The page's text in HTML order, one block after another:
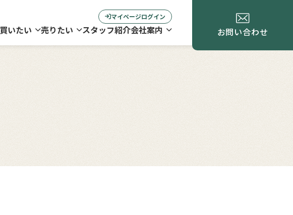
マイページログイン
買いたい 売りたい スタッフ紹介会社案内 お問い合わせ